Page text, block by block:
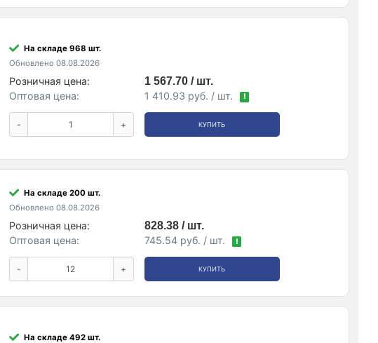
На складе 968 шт.
Обновлено 08.08.2026
Розничная цена:
1 567.70 / шт.
Оптовая цена:
1 410.93 руб. / шт. !
- + КУПИТЬ
На складе 200 шт.
Обновлено 08.08.2026
Розничная цена:
828.38 / шт.
Оптовая цена:
745.54 руб. / шт. !
- + КУПИТЬ
На складе 492 шт.